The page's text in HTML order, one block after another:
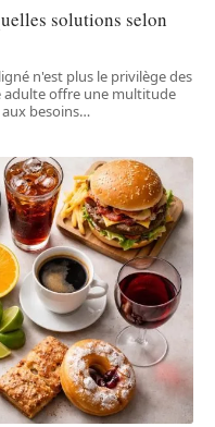
solutions selon
n'est plus le privilège des
offre une multitude
besoins…